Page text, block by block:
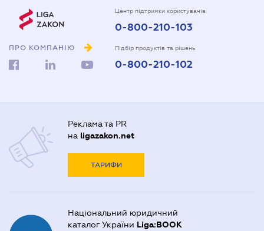
ПРО КОМПАНІЮ
Центр підтримки користувачів
0-800-210-103
Підбір продуктів та рішень
0-800-210-102
Реклама та PR
на ligazakon.net
ТАРИФИ
Національний юридичний
каталог України Liga:BOOK